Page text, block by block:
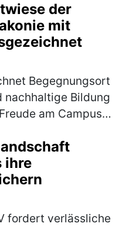
der
mit
Begegnungsort
nachhaltige Bildung
am Campus
d…(mehr)
ihre
fordert verlässliche